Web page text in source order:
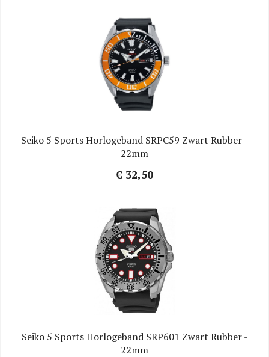
Seiko 5 Sports Horlogeband SRPC59 Zwart Rubber -
22mm
€ 32,50
Seiko 5 Sports Horlogeband SRP601 Zwart Rubber -
22mm